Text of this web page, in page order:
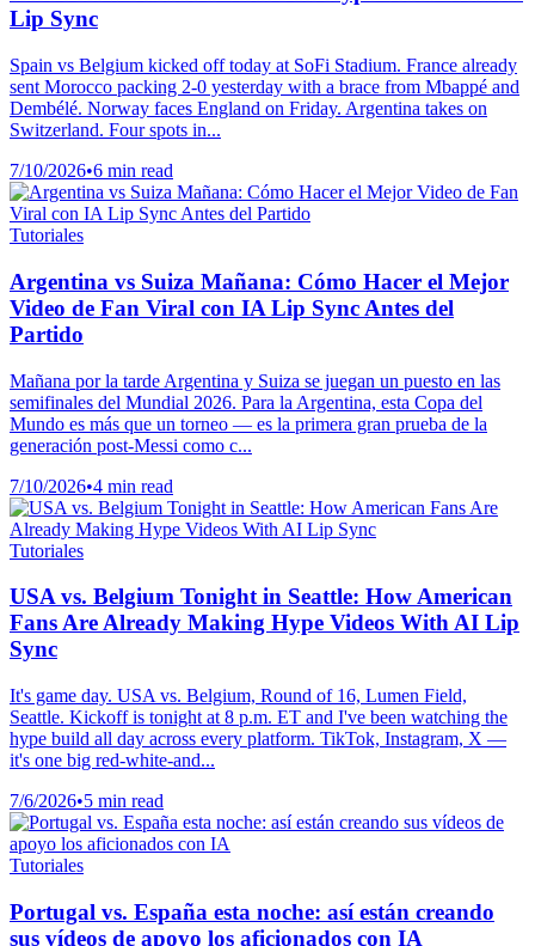
Lip Sync
Spain vs Belgium kicked off today at SoFi Stadium. France already
sent Morocco packing 2-0 yesterday with a brace from Mbappé and
Dembélé. Norway faces England on Friday. Argentina takes on
Switzerland. Four spots in...
7/10/2026•6 min read
Tutoriales
Argentina vs Suiza Mañana: Cómo Hacer el Mejor
Video de Fan Viral con IA Lip Sync Antes del
Partido
Mañana por la tarde Argentina y Suiza se juegan un puesto en las
semifinales del Mundial 2026. Para la Argentina, esta Copa del
Mundo es más que un torneo — es la primera gran prueba de la
generación post-Messi como c...
7/10/2026•4 min read
Tutoriales
USA vs. Belgium Tonight in Seattle: How American
Fans Are Already Making Hype Videos With AI Lip
Sync
It's game day. USA vs. Belgium, Round of 16, Lumen Field,
Seattle. Kickoff is tonight at 8 p.m. ET and I've been watching the
hype build all day across every platform. TikTok, Instagram, X —
it's one big red-white-and...
7/6/2026•5 min read
Tutoriales
Portugal vs. España esta noche: así están creando
sus vídeos de apoyo los aficionados con IA